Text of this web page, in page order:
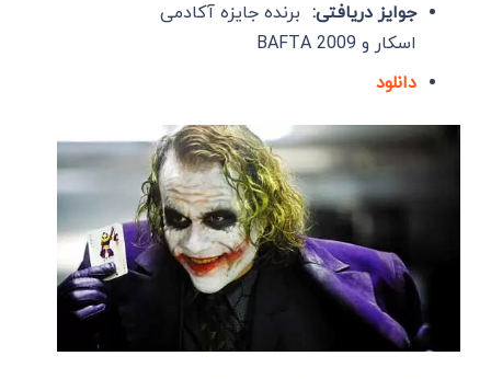
جوایز دریافتی: برنده جایزه آکادمی
اسکار و BAFTA 2009
دانلود